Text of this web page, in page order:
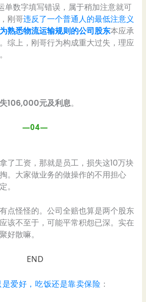
单数字填写错误，属于稍加注意就可
刚哥违反了一个普通人的最低注意义
熟悉物流运输规则的公司股东本应承
综上，刚哥行为构成重大过失，理应
106,000元及利息。
—04—
了工资，那就是员工，损失这10万块
。大家做业务的做操作的不用担心
。
点怪怪的。公司全赔也算是两个股东
该不至于，可能平常积怨已深。实在
好散嘛。
END
爱好，吃饭还是靠卖保险 ：